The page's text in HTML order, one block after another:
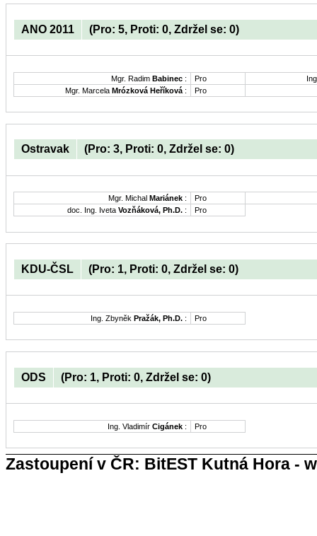
ANO 2011 (Pro: 5, Proti: 0, Zdržel se: 0)
Mgr. Radim Babinec : Pro
Mgr. Marcela Mrózková Heříková : Pro
Ostravak (Pro: 3, Proti: 0, Zdržel se: 0)
Mgr. Michal Mariánek :
Pro
doc. Ing. Iveta Vozňáková, Ph.D. : Pro
KDU-ČSL (Pro: 1, Proti: 0, Zdržel se: 0)
Ing. Zbyněk Pražák, Ph.D. : Pro
ODS (Pro: 1, Proti: 0, Zdržel se: 0)
Ing. Vladimír Cigánek : Pro
Zastoupení v ČR: BitEST Kutná Hora -